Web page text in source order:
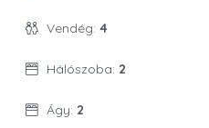
Vendég: 4
Hálószoba: 2
Ágy: 2